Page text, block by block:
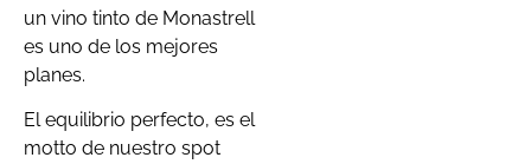
un vino tinto de Monastrell
es uno de los mejores
planes.
El equilibrio perfecto, es el
motto de nuestro spot